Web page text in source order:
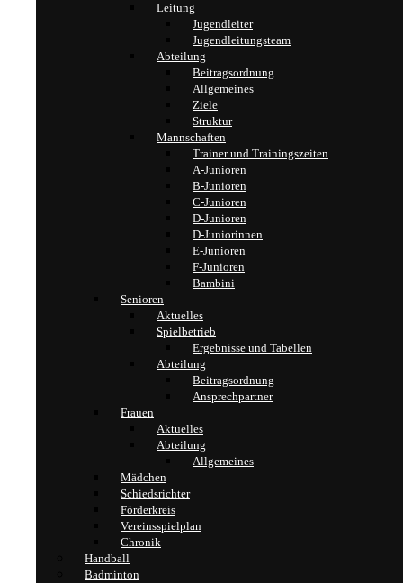
Leitung
Jugendleiter
Jugendleitungsteam
Abteilung
Beitragsordnung
Allgemeines
Ziele
Struktur
Mannschaften
Trainer und Trainingszeiten
A-Junioren
B-Junioren
C-Junioren
D-Junioren
D-Juniorinnen
E-Junioren
F-Junioren
Bambini
Senioren
Aktuelles
Spielbetrieb
Ergebnisse und Tabellen
Abteilung
Beitragsordnung
Ansprechpartner
Frauen
Aktuelles
Abteilung
Allgemeines
Mädchen
Schiedsrichter
Förderkreis
Vereinsspielplan
Chronik
Handball
Badminton